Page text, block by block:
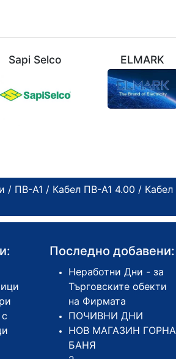
Sapi Selco ELMARK
/ ПВ-А1 / Кабел ПВ-А1 4.00 / Кабел
Последно добавени:
Неработни Дни - за
Търговските обекти
на Фирмата
ПОЧИВНИ ДНИ
НОВ МАГАЗИН ГОРНА
БАНЯ